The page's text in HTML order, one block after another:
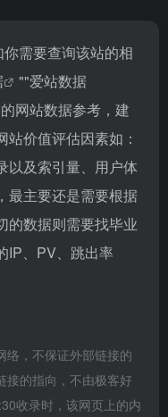
需要查询该站的相
""爱站数据
网站数据参考，建
价值评估因素如：
以及索引量、用户体
最主要还是需要根据
的数据则需要找毕业
IP、PV、跳出率
络，不保证外部链接的
接的指向，不由极客好
收录时，该网页上的内